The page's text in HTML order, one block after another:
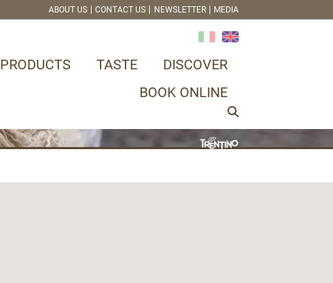
ABOUT US CONTACT US NEWSLETTER MEDIA
PRODUCTS TASTE
DISCOVER
BOOK ONLINE